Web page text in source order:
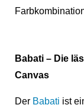
Babati – Die
Canvas
Der Babati ist